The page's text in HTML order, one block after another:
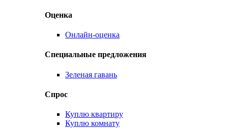
Оценка
Онлайн-оценка
Специальные предложения
Зеленая гавань
Спрос
Куплю квартиру
Куплю комнату